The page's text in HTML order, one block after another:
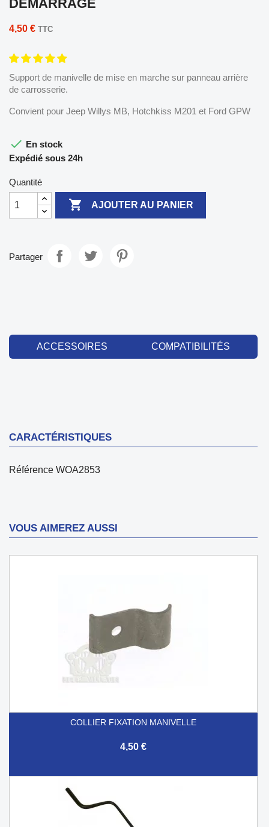
DEMARRAGE
4,50 € TTC
Support de manivelle de mise en marche sur panneau arrière
de carrosserie.
Convient pour Jeep Willys MB, Hotchkiss M201 et Ford GPW
 En stock
Expédié sous 24h
Quantité
 AJOUTER AU PANIER
Partager
ACCESSOIRES COMPATIBILITÉS
CARACTÉRISTIQUES
Référence WOA2853
VOUS AIMEREZ AUSSI
COLLIER FIXATION MANIVELLE
4,50 €